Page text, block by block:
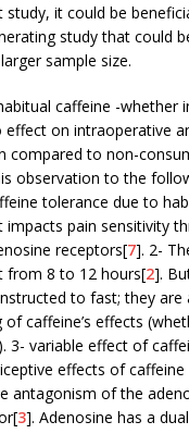
it could be
study that could
sample size.
caffeine -whether
effect on intraoperative
compared to non-
observation to the
tolerance due to
pain sensitivity
receptors[7]. 2-
from 8 to 12 hours[2].
to fast; they are
caffeine’s effects
3- variable effect of
effects of
antagonism of the
3]. Adenosine has a